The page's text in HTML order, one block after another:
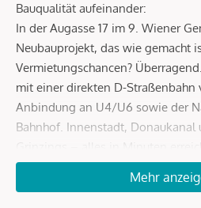
Bauqualität aufeinander:
In der Augasse 17 im 9. Wiener
Neubauprojekt, das wie gemacht
Vermietungschancen?
mit einer direkten D-Straßenbahn
Anbindung an U4/U6 sowie der
Bahnhof. Innenstadt,
Mit 81 perfekt geschnittenen 2- bis
Mehr